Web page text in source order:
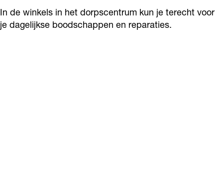
In de winkels in het dorpscentrum kun je terecht voor
je dagelijkse boodschappen en reparaties.